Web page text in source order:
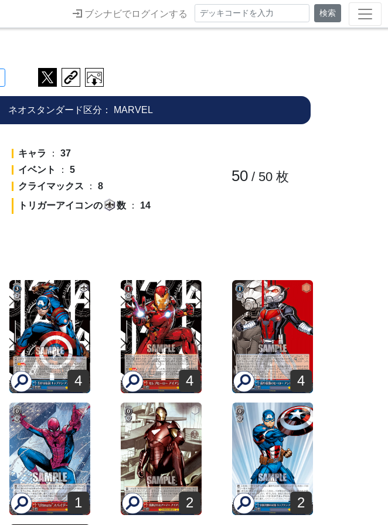
ブシナビでログインする 検索
ネオスタンダード区分： MARVEL
キャラ ： 37
イベント
： 5
クライマックス ： 8
トリガーアイコンの
数： 14
50/ 50枚
4 4 4
1 2 2